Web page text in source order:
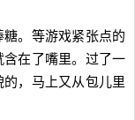
。等游戏紧张点的
含在了嘴里。过了一
，马上又从包儿里